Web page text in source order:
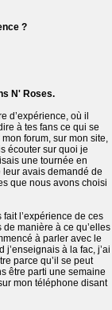
?
N' Roses.
d’expérience, où il
à tes fans ce qui se
forum, sur mon site,
écouter sur quoi je
une tournée en
leur avais demandé de
que nous avons choisi
l’expérience de ces
manière à ce qu’elles
à parler avec le
à la fac, j’ai
parce qu’il se peut
être parti une semaine
mon téléphone disant